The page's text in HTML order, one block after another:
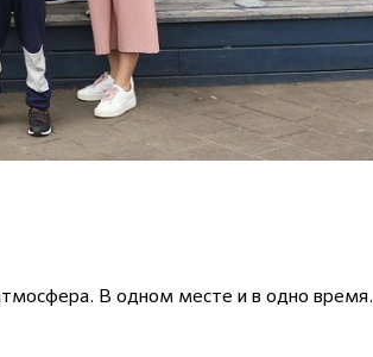
В одном месте и в одно время.